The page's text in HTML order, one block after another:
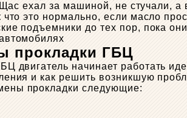
Щас ехал за машиной, не стучали, а
это нормально, если масло
подъемники до тех пор, пока они
прокладки ГБЦ
двигатель начинает работать
и как решить возникшую
прокладки следующие: